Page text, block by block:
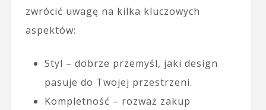
zwrócić uwagę na kilka kluczowych
aspektów:
Styl – dobrze przemyśl, jaki design
pasuje do Twojej przestrzeni.
Kompletność – rozważ zakup